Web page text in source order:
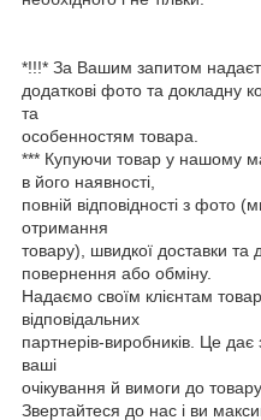
*!!!* За Вашим запитом
додаткові фото та докладну
та
особенностям товара.
*** Купуючи товар у нашому
в його наявності,
повній відповідності з
отримання
товару), швидкої доставки та
повернення або обміну.
Надаємо своїм клієнтам
відповідальних
партнерів-виробників. Це
ваші
очікування й вимоги до товару.
Звертайтеся до нас і ви